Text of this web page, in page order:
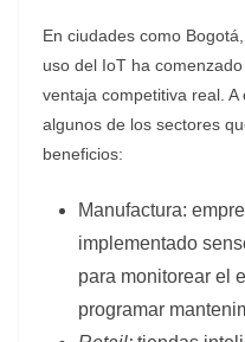
En ciudades como
uso del IoT ha
ventaja competitiva real.
algunos de los sectores
beneficios:
Manufactura:
implementado
para monitorear el
programar